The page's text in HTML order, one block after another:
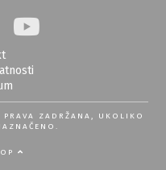
ZADRŽANA, UKOLIKO